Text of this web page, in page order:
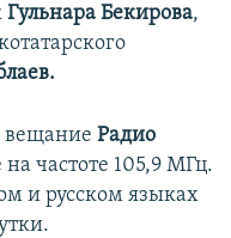
Гульнара Бекирова,
вещание Радио
частоте 105,9 МГц.
и русском языках